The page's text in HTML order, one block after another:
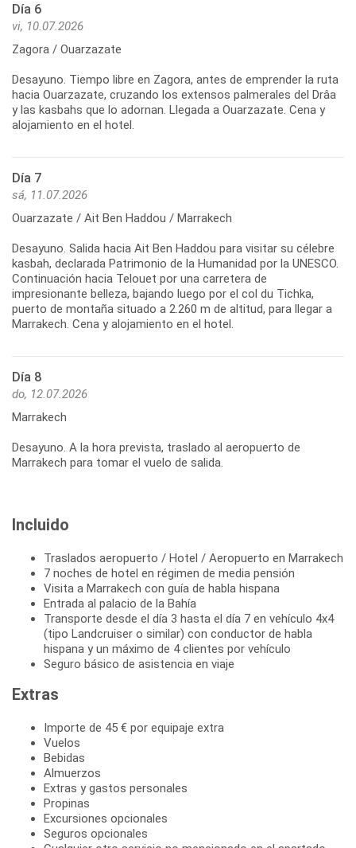
Día 6
vi, 10.07.2026
Zagora / Ouarzazate
Desayuno. Tiempo libre en Zagora, antes de emprender la ruta
hacia Ouarzazate, cruzando los extensos palmerales del Drâa
y las kasbahs que lo adornan. Llegada a Ouarzazate. Cena y
alojamiento en el hotel.
Día 7
sá, 11.07.2026
Ouarzazate / Ait Ben Haddou / Marrakech
Desayuno. Salida hacia Ait Ben Haddou para visitar su célebre
kasbah, declarada Patrimonio de la Humanidad por la UNESCO.
Continuación hacia Telouet por una carretera de
impresionante belleza, bajando luego por el col du Tichka,
puerto de montaña situado a 2.260 m de altitud, para llegar a
Marrakech. Cena y alojamiento en el hotel.
Día 8
do, 12.07.2026
Marrakech
Desayuno. A la hora prevista, traslado al aeropuerto de
Marrakech para tomar el vuelo de salida.
Incluido
Traslados aeropuerto / Hotel / Aeropuerto en Marrakech
7 noches de hotel en régimen de media pensión
Visita a Marrakech con guía de habla hispana
Entrada al palacio de la Bahía
Transporte desde el día 3 hasta el día 7 en vehículo 4x4
(tipo Landcruiser o similar) con conductor de habla
hispana y un máximo de 4 clientes por vehículo
Seguro básico de asistencia en viaje
Extras
Importe de 45 € por equipaje extra
Vuelos
Bebidas
Almuerzos
Extras y gastos personales
Propinas
Excursiones opcionales
Seguros opcionales